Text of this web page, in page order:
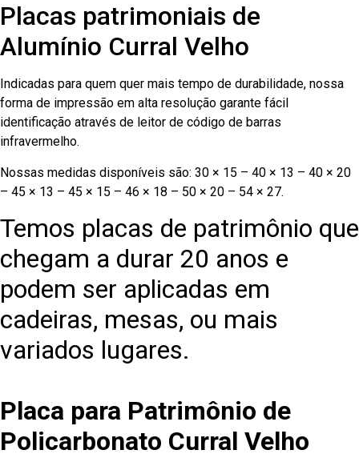
Placas patrimoniais de
Alumínio Curral Velho
Indicadas para quem quer mais tempo de durabilidade, nossa
forma de impressão em alta resolução garante fácil
identificação através de leitor de código de barras
infravermelho.
Nossas medidas disponíveis são: 30 × 15 – 40 × 13 – 40 × 20
– 45 × 13 – 45 × 15 – 46 × 18 – 50 × 20 – 54 × 27.
Temos placas de patrimônio que
chegam a durar 20 anos e
podem ser aplicadas em
cadeiras, mesas, ou mais
variados lugares.
Placa para Patrimônio de
Policarbonato Curral Velho